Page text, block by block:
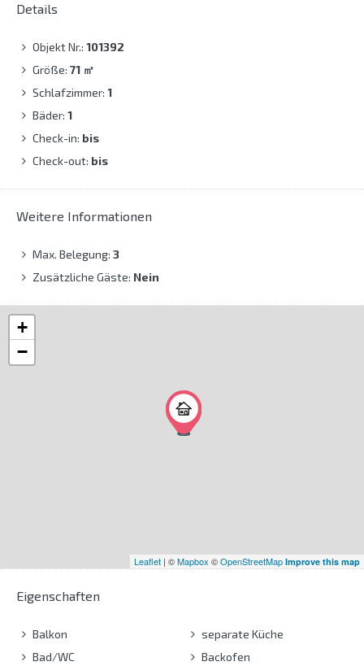
Details
Objekt Nr.: 101392
Größe: 71 ㎡
Schlafzimmer: 1
Bäder: 1
Check-in: bis
Check-out: bis
Weitere Informationen
Max. Belegung: 3
Zusätzliche Gäste: Nein
+
−
Leaflet | ©Mapbox ©OpenStreetMap Improve this map
Eigenschaften
Balkon
Bad/WC
separate Küche
Backofen